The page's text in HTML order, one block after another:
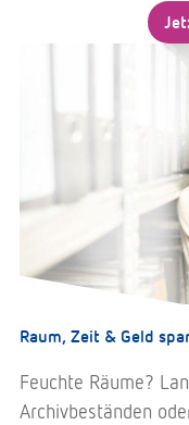
Raum, Zeit & Geld
Feuchte Räume?
Archivbeständen